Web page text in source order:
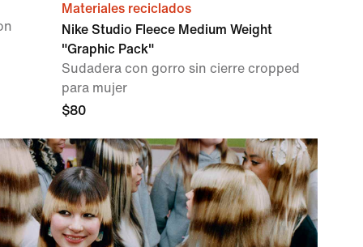
Materiales reciclados
Nike Studio Fleece Medium Weight
"Graphic Pack"
Sudadera con gorro sin cierre cropped
para mujer
$80